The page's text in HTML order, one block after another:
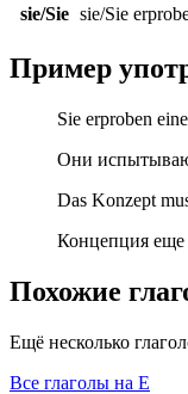
sie/Sie sie/Sie
Пример
Sie erproben
Они
Das Konzept
Концепция еще
Похожие
Ещё несколько
Все глаголы на E